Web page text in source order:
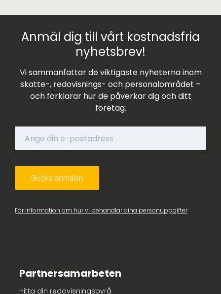
Anmäl dig till vårt kostnadsfria
nyhetsbrev!
Vi sammanfattar de viktigaste nyheterna inom
skatte-, redovisnings- och personalområdet –
och förklarar hur de påverkar dig och ditt
företag.
För information om hur vi behandlar dina personuppgifter
Partnersamarbeten
Hitta din redovisningsbyrå